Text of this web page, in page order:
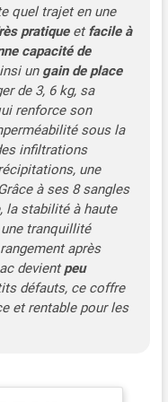
ou équipé de
ou d'un
avant
【Matériau
imperméable
】Le sac de
Sailnovo est
tissu Oxford
et renforcé
en PVC 1000D
militaire à triple
de toit
et durable.
vent et de la
de la pluie et de
protège votre
2
quel trajet en une
pratiqueetfacile à
capacité de
un gain de place
de 3, 6 kg, sa
renforce son
sous la
infiltrations
une
à ses 8 sangles
la stabilité à haute
tranquillité
après
devientpeu
défauts, ce coffre
et rentable pour les